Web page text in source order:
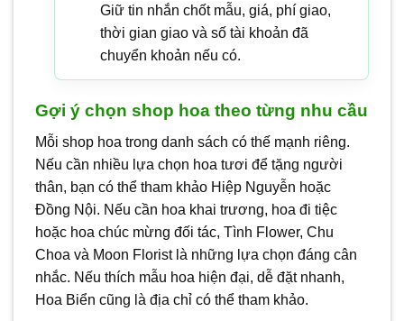
Giữ tin nhắn chốt mẫu, giá, phí giao,
thời gian giao và số tài khoản đã
chuyển khoản nếu có.
Gợi ý chọn shop hoa theo từng nhu cầu
Mỗi shop hoa trong danh sách có thế mạnh riêng.
Nếu cần nhiều lựa chọn hoa tươi để tặng người
thân, bạn có thể tham khảo Hiệp Nguyễn hoặc
Đồng Nội. Nếu cần hoa khai trương, hoa đi tiệc
hoặc hoa chúc mừng đối tác, Tình Flower, Chu
Choa và Moon Florist là những lựa chọn đáng cân
nhắc. Nếu thích mẫu hoa hiện đại, dễ đặt nhanh,
Hoa Biển cũng là địa chỉ có thể tham khảo.